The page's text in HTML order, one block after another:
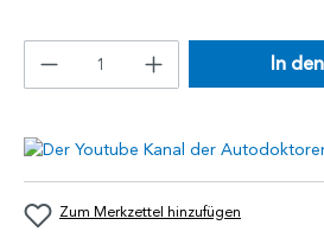
In
Zum Merkzettel hinzufügen